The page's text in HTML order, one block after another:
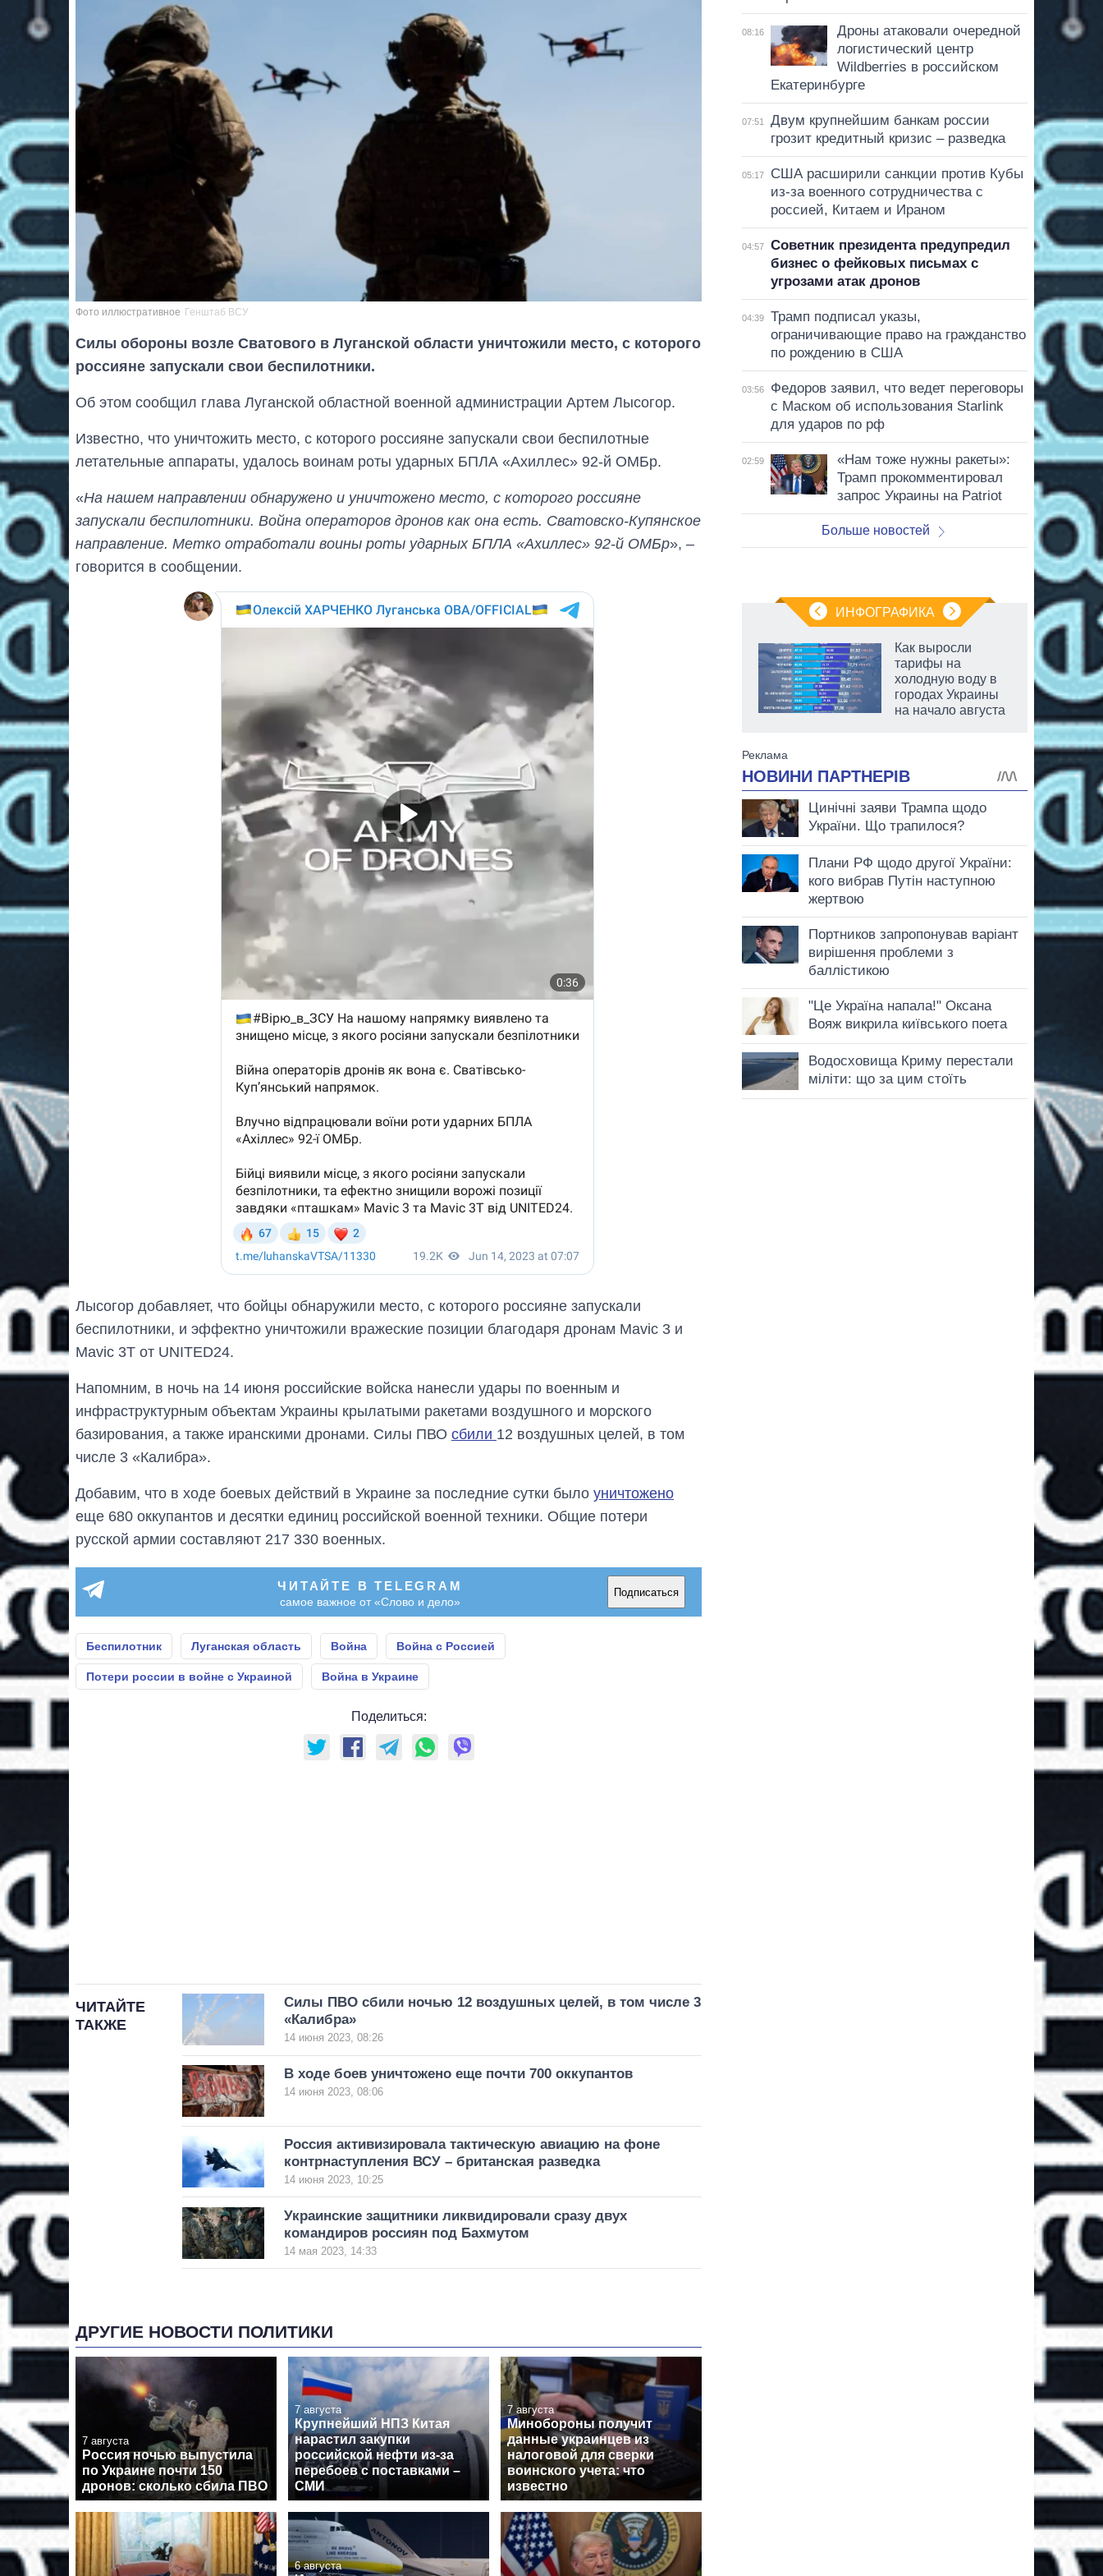
Фото иллюстративное Генштаб ВСУ
Силы обороны возле Сватового в Луганской области уничтожили место, с которого
россияне запускали свои беспилотники.
Об этом сообщил глава Луганской областной военной администрации Артем Лысогор.
Известно, что уничтожить место, с которого россияне запускали свои беспилотные
летательные аппараты, удалось воинам роты ударных БПЛА «Ахиллес» 92-й ОМБр.
«На нашем направлении обнаружено и уничтожено место, с которого россияне
запускали беспилотники. Война операторов дронов как она есть. Сватовско-Купянское
направление. Метко отработали воины роты ударных БПЛА «Ахиллес» 92-й ОМБр», –
говорится в сообщении.
Лысогор добавляет, что бойцы обнаружили место, с которого россияне запускали
беспилотники, и эффектно уничтожили вражеские позиции благодаря дронам Mavic 3 и
Mavic 3T от UNITED24.
Напомним, в ночь на 14 июня российские войска нанесли удары по военным и
инфраструктурным объектам Украины крылатыми ракетами воздушного и морского
базирования, а также иранскими дронами. Силы ПВО сбили 12 воздушных целей, в том
числе 3 «Калибра».
Добавим, что в ходе боевых действий в Украине за последние сутки было уничтожено
еще 680 оккупантов и десятки единиц российской военной техники. Общие потери
русской армии составляют 217 330 военных.
ЧИТАЙТЕ В TELEGRAM
самое важное от «Слово и дело»
Подписаться
Беспилотник Луганская область Война Война с Россией
Потери россии в войне с Украиной Война в Украине
Поделиться:
ЧИТАЙТЕ
ТАКЖЕ
Силы ПВО сбили ночью 12 воздушных целей, в том числе 3
«Калибра»
14 июня 2023, 08:26
В ходе боев уничтожено еще почти 700 оккупантов
14 июня 2023, 08:06
Россия активизировала тактическую авиацию на фоне
контрнаступления ВСУ – британская разведка
14 июня 2023, 10:25
Украинские защитники ликвидировали сразу двух
командиров россиян под Бахмутом
14 мая 2023, 14:33
ДРУГИЕ НОВОСТИ ПОЛИТИКИ
7 августа
Россия ночью выпустила
по Украине почти 150
дронов: сколько сбила ПВО
7 августа
Крупнейший НПЗ Китая
нарастил закупки
российской нефти из-за
перебоев с поставками –
СМИ
7 августа
Минобороны получит
данные украинцев из
налоговой для сверки
воинского учета: что
известно
6 августа
08:16
Дроны атаковали очередной
логистический центр
Wildberries в российском
Екатеринбурге
07:51
Двум крупнейшим банкам россии
грозит кредитный кризис – разведка
05:17
США расширили санкции против Кубы
из-за военного сотрудничества с
россией, Китаем и Ираном
04:57
Советник президента предупредил
бизнес о фейковых письмах с
угрозами атак дронов
04:39
Трамп подписал указы,
ограничивающие право на гражданство
по рождению в США
03:56
Федоров заявил, что ведет переговоры
с Маском об использования Starlink
для ударов по рф
02:59
«Нам тоже нужны ракеты»:
Трамп прокомментировал
запрос Украины на Patriot
Больше новостей
ИНФОГРАФИКА
Как выросли
тарифы на
холодную воду в
городах Украины
на начало августа